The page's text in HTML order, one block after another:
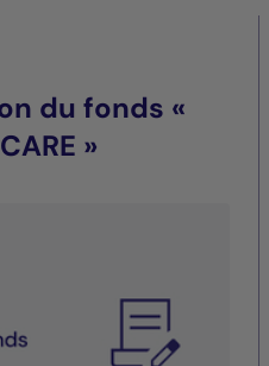
du fonds «
»